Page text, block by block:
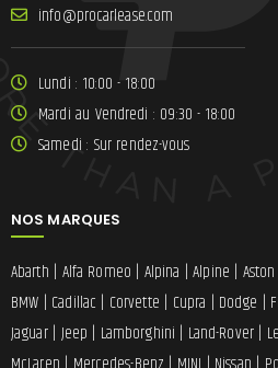
moc.esae
lracorp@of
ni
Lundi : 10:00 - 18:00
Mardi au Vendredi : 09:30 - 18:00
Samedi : Sur rendez-vous
NOS MARQUES
Abarth | Alfa Romeo | Alpina |Alpine |
BMW | Cadillac | Corvette | Cupra | Dodge |
Jaguar| Jeep | Lamborghini | Land-Rover|